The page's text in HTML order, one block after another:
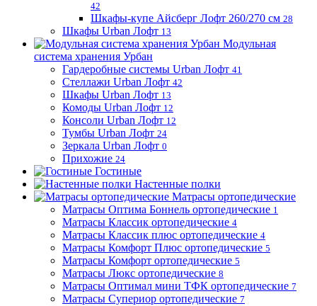
42
Шкафы-купе Айсберг Лофт 260/270 см 28
Шкафы Urban Лофт 13
Модульная
система хранения Урбан
Гардеробные системы Urban Лофт 41
Стеллажи Urban Лофт 42
Шкафы Urban Лофт 13
Комоды Urban Лофт 12
Консоли Urban Лофт 12
Тумбы Urban Лофт 24
Зеркала Urban Лофт 0
Прихожие 24
Гостиные
Настенные полки
Матрасы ортопедические
Матрасы Оптима Боннель ортопедические 1
Матрасы Классик ортопедические 4
Матрасы Классик плюс ортопедические 4
Матрасы Комфорт Плюс ортопедические 5
Матрасы Комфорт ортопедические 5
Матрасы Люкс ортопедические 8
Матрасы Оптимал мини ТФК ортопедические 7
Матрасы Супериор ортопедические 7